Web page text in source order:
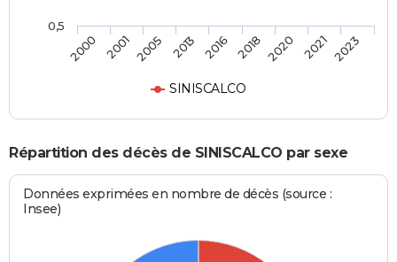
SINISCALCO
2000 2001 2005 2013 2016 2018 2020 2021 2023
0,5
Répartition des décès de SINISCALCO par sexe
Données exprimées en nombre de décès (source :
Insee)